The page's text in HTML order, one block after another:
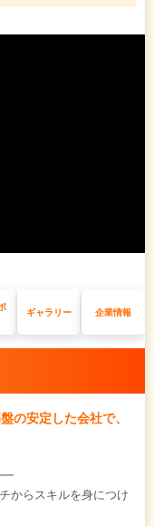
ギャラリー 企業情報
の安定した会社で、
からスキルを身につけ